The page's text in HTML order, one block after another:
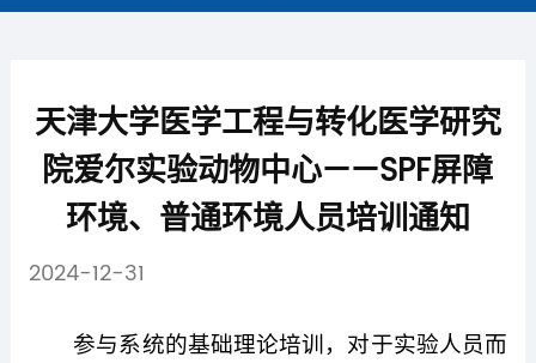
天津大学医学工程与转化医学研究
院爱尔实验动物中心——SPF屏障
环境、普通环境人员培训通知
2024-12-31
参与系统的基础理论培训，对于实验人员而